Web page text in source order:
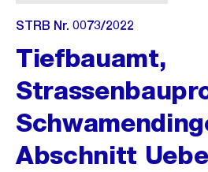
STRB Nr. 0073/2022
Tiefbauamt,
Abschnitt